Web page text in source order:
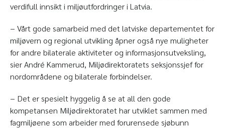
verdifull innsikt i miljøutfordringer i Latvia.
− Vårt gode samarbeid med det latviske departementet for
miljøvern og regional utvikling åpner også nye muligheter
for andre bilaterale aktiviteter og informasjonsutveksling,
sier André Kammerud, Miljødirektoratets seksjonssjef for
nordområdene og bilaterale forbindelser.
− Det er spesielt hyggelig å se at all den gode
kompetansen Miljødirektoratet har utviklet sammen med
fagmiljøene som arbeider med forurensede sjøbunn